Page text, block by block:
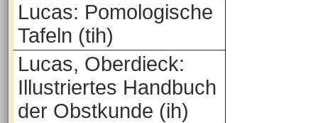
Lucas: Pomologische
Tafeln (tih)
Lucas, Oberdieck:
Illustriertes Handbuch
der Obstkunde (ih)